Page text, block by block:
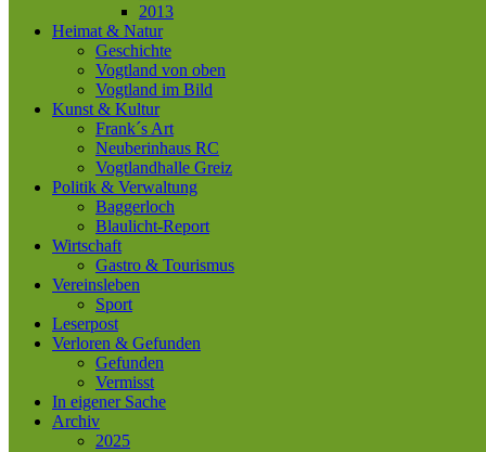
2013
Heimat & Natur
Geschichte
Vogtland von oben
Vogtland im Bild
Kunst & Kultur
Frank´s Art
Neuberinhaus RC
Vogtlandhalle Greiz
Politik & Verwaltung
Baggerloch
Blaulicht-Report
Wirtschaft
Gastro & Tourismus
Vereinsleben
Sport
Leserpost
Verloren & Gefunden
Gefunden
Vermisst
In eigener Sache
Archiv
2025